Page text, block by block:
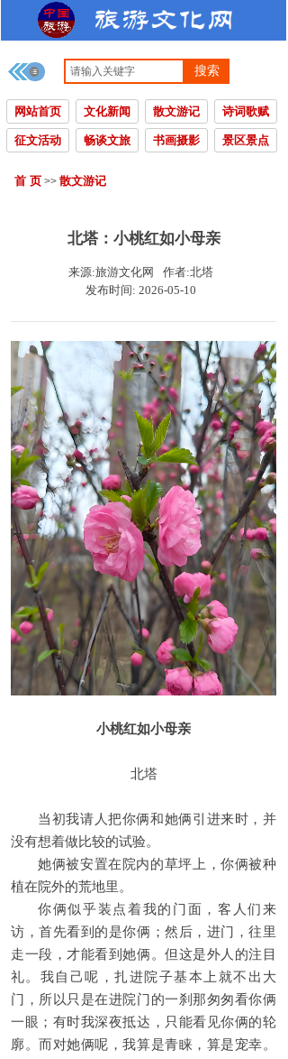
搜索
网站首页 文化新闻 散文游记 诗词歌赋
征文活动 畅谈文旅 书画摄影 景区景点
首 页 >> 散文游记
北塔：小桃红如小母亲
来源:旅游文化网 作者:北塔
发布时间: 2026-05-10
小桃红如小母亲
北塔
当初我请人把你俩和她俩引进来时，并
没有想着做比较的试验。
她俩被安置在院内的草坪上，你俩被种
植在院外的荒地里。
你俩似乎装点着我的门面，客人们来
访，首先看到的是你俩；然后，进门，往里
走一段，才能看到她俩。但这是外人的注目
礼。我自己呢，扎进院子基本上就不出大
门，所以只是在进院门的一刹那匆匆看你俩
一眼；有时我深夜抵达，只能看见你俩的轮
廓。而对她俩呢，我算是青睐，算是宠幸。